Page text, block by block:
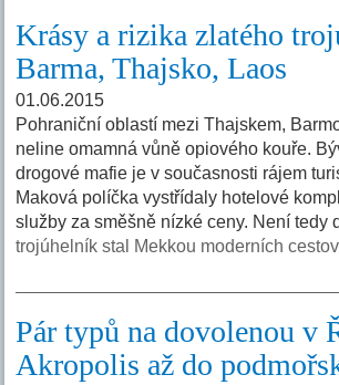
Krásy a rizika zlatého
Barma, Thajsko, Laos
01.06.2015
Pohraniční oblastí mezi Thajskem,
neline omamná vůně opiového kouře.
drogové mafie je v současnosti rájem
Maková políčka vystřídaly hotelové
služby za směšně nízké ceny. Není tedy
trojúhelník stal Mekkou moderních
Pár typů na dovolenou v
Akropolis až do